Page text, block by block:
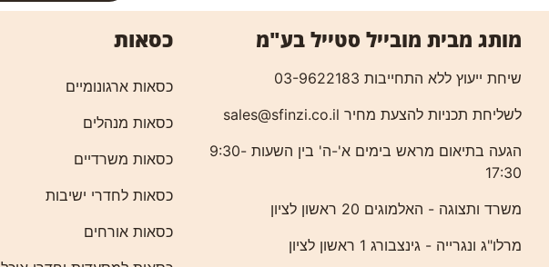
מותג מבית מובייל סטייל בע"מ
שיחת ייעוץ ללא התחייבות 03-9622183
לשליחת תכניות להצעת מחיר sales@sfinzi.co.il
הגעה בתיאום מראש בימים א'-ה' בין השעות 9:30-
17:30
משרד ותצוגה - האלמוגים 20 ראשון לציון
מרלו"ג ונגרייה - גינצבורג 1 ראשון לציון
כסאות
כסאות ארגונומיים
כסאות מנהלים
כסאות משרדיים
כסאות לחדרי ישיבות
כסאות אורחים